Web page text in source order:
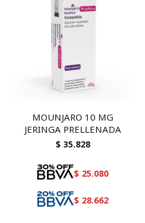
MOUNJARO 10 MG
JERINGA PRELLENADA
$ 35.828
$ 25.080
$ 28.662